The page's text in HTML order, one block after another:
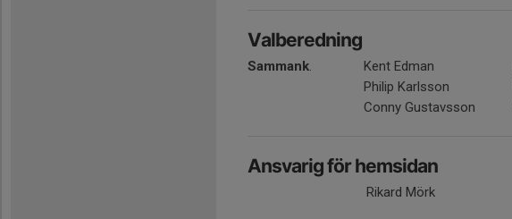
Valberedning
Sammank. Kent Edman
Philip Karlsson
Conny Gustavsson
Ansvarig för hemsidan
Rikard Mörk